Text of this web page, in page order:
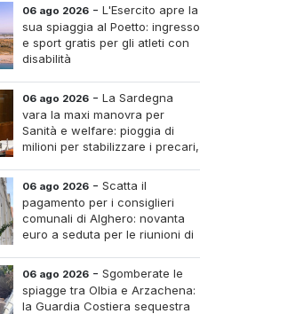
06 ago 2026 - L'Esercito apre la
sua spiaggia al Poetto: ingresso
e sport gratis per gli atleti con
disabilità
06 ago 2026 - La Sardegna
vara la maxi manovra per
Sanità e welfare: pioggia di
milioni per stabilizzare i precari,
fissi nelle case di riposo.
06 ago 2026 - Scatta il
pagamento per i consiglieri
comunali di Alghero: novanta
euro a seduta per le riunioni di
06 ago 2026 - Sgomberate le
spiagge tra Olbia e Arzachena:
la Guardia Costiera sequestra